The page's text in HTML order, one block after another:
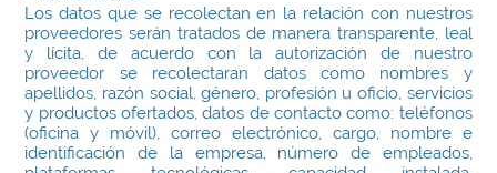
Los datos que se recolectan en la relación con nuestros
proveedores serán tratados de manera transparente, leal
y lícita, de acuerdo con la autorización de nuestro
proveedor se recolectaran datos como nombres y
apellidos, razón social, género, profesión u oficio, servicios
y productos ofertados, datos de contacto como: teléfonos
(oficina y móvil), correo electrónico, cargo, nombre e
identificación de la empresa, número de empleados,